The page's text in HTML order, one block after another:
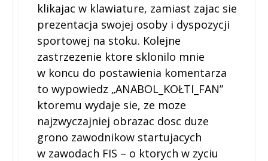
klikajac w klawiature, zamiast zajac sie
prezentacja swojej osoby i dyspozycji
sportowej na stoku. Kolejne
zastrzezenie ktore sklonilo mnie
w koncu do postawienia komentarza
to wypowiedz „ANABOL_KOŁTI_FAN”
ktoremu wydaje sie, ze moze
najzwyczajniej obrazac dosc duze
grono zawodnikow startujacych
w zawodach FIS – o ktorych w zyciu